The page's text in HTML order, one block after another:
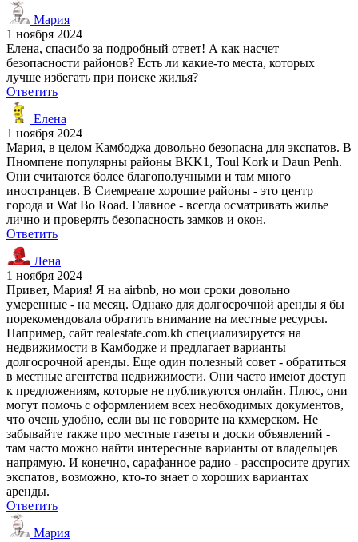
Мария
1 ноября 2024
Елена, спасибо за подробный ответ! А как насчет
безопасности районов? Есть ли какие-то места, которых
лучше избегать при поиске жилья?
Ответить
Елена
1 ноября 2024
Мария, в целом Камбоджа довольно безопасна для экспатов. В
Пномпене популярны районы BKK1, Toul Kork и Daun Penh.
Они считаются более благополучными и там много
иностранцев. В Сиемреапе хорошие районы - это центр
города и Wat Bo Road. Главное - всегда осматривать жилье
лично и проверять безопасность замков и окон.
Ответить
Лена
1 ноября 2024
Привет, Мария! Я на airbnb, но мои сроки довольно
умеренные - на месяц. Однако для долгосрочной аренды я бы
порекомендовала обратить внимание на местные ресурсы.
Например, сайт realestate.com.kh специализируется на
недвижимости в Камбодже и предлагает варианты
долгосрочной аренды. Еще один полезный совет - обратиться
в местные агентства недвижимости. Они часто имеют доступ
к предложениям, которые не публикуются онлайн. Плюс, они
могут помочь с оформлением всех необходимых документов,
что очень удобно, если вы не говорите на кхмерском. Не
забывайте также про местные газеты и доски объявлений -
там часто можно найти интересные варианты от владельцев
напрямую. И конечно, сарафанное радио - расспросите других
экспатов, возможно, кто-то знает о хороших вариантах
аренды.
Ответить
Мария